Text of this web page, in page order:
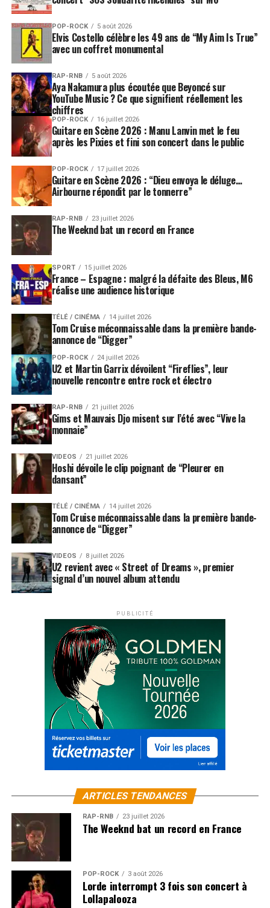
POP-ROCK 5 août 2026
Elvis Costello célèbre les 49 ans de “My Aim Is True”
avec un coffret monumental
RAP-RNB 5 août 2026
Aya Nakamura plus écoutée que Beyoncé sur
YouTube Music ? Ce que signifient réellement les
chiffres
POP-ROCK 16 juillet 2026
Guitare en Scène 2026 : Manu Lanvin met le feu
après les Pixies et fini son concert dans le public
POP-ROCK 17 juillet 2026
Guitare en Scène 2026 : “Dieu envoya le déluge…
Airbourne répondit par le tonnerre”
RAP-RNB 23 juillet 2026
The Weeknd bat un record en France
SPORT 15 juillet 2026
France – Espagne : malgré la défaite des Bleus, M6
réalise une audience historique
TÉLÉ / CINÉMA 14 juillet 2026
Tom Cruise méconnaissable dans la première bande-
annonce de “Digger”
POP-ROCK 24 juillet 2026
U2 et Martin Garrix dévoilent “Fireflies”, leur
nouvelle rencontre entre rock et électro
RAP-RNB 21 juillet 2026
Gims et Mauvais Djo misent sur l’été avec “Vive la
monnaie”
VIDEOS 21 juillet 2026
Hoshi dévoile le clip poignant de “Pleurer en
dansant”
TÉLÉ / CINÉMA 14 juillet 2026
Tom Cruise méconnaissable dans la première bande-
annonce de “Digger”
VIDEOS 8 juillet 2026
U2 revient avec « Street of Dreams », premier
signal d’un nouvel album attendu
PUBLICITÉ
ARTICLES TENDANCES
RAP-RNB 23 juillet 2026
The Weeknd bat un record en France
POP-ROCK 3 août 2026
Lorde interrompt 3 fois son concert à
Lollapalooza